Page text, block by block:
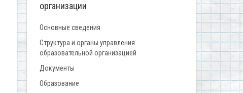
организации
Основные сведения
Структура и органы управления
образовательной организацией
Документы
Образование